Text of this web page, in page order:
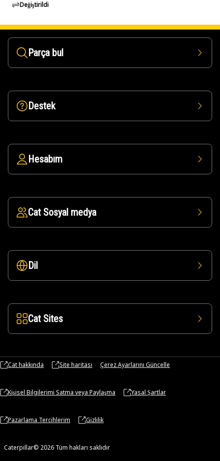
Değiştirildi
Parça bul
Destek
Hesabım
Cat Sosyal medya
Dil
Cat Sites
Cat hakkında Site haritası Çerez Ayarlarını Güncelle
Kişisel Bilgilerimi Satma veya Paylaşma Yasal Şartlar
Pazarlama Tercihlerim Gizlilik
Caterpillar© 2026 Tüm hakları saklıdır